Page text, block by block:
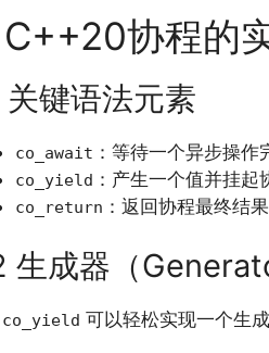
协程的
关键语法元素
co_await ：等待一个异步操作
co_yield ：产生一个值并挂起
co_return ：返回协程最终结
生成器（
co_yield 可以轻松实现一个生